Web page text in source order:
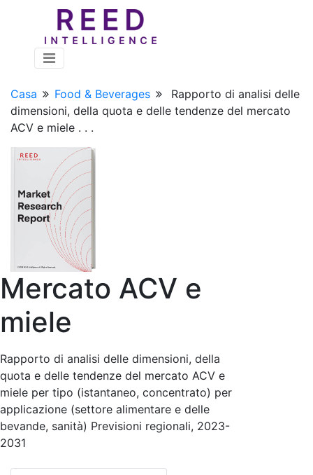
Casa Food & Beverages
Rapporto di analisi delle
dimensioni, della quota e delle tendenze del mercato
ACV e miele . . .
Mercato ACV e
miele
Rapporto di analisi delle dimensioni, della
quota e delle tendenze del mercato ACV e
miele per tipo (istantaneo, concentrato) per
applicazione (settore alimentare e delle
bevande, sanità) Previsioni regionali, 2023-
2031